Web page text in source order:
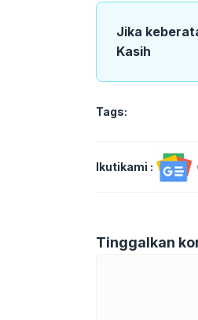
Jika
Kasih
Tags:
Ikutikami :
Tinggalkan